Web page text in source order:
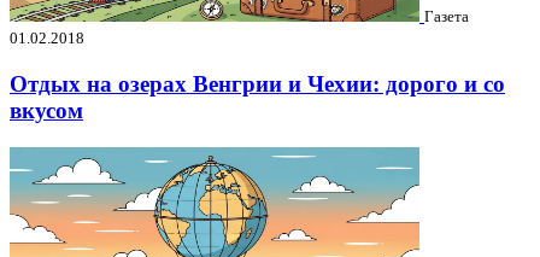
Газета
01.02.2018
Отдых на озерах Венгрии и Чехии: дорого и со
вкусом